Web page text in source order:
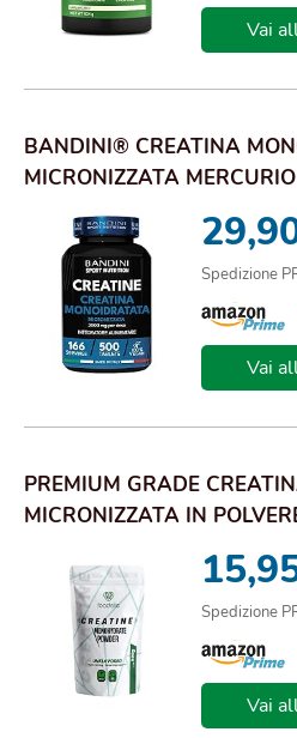
Vai
BANDINI® CREATINA
MICRONIZZATA
COMPRESSE DA 3000MG
Spedizione
Vai
PREMIUM GRADE
MICRONIZZATA IN
Spedizione
Vai